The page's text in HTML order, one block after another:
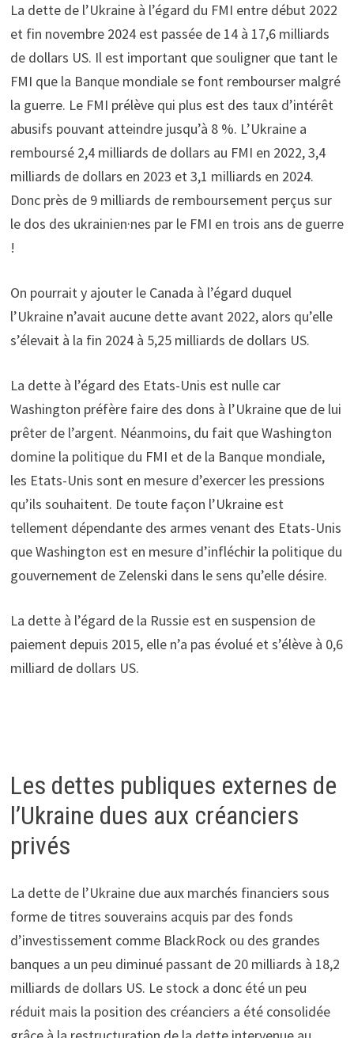
La dette de l’Ukraine à l’égard du FMI entre début 2022
et fin novembre 2024 est passée de 14 à 17,6 milliards
de dollars US. Il est important que souligner que tant le
FMI que la Banque mondiale se font rembourser malgré
la guerre. Le FMI prélève qui plus est des taux d’intérêt
abusifs pouvant atteindre jusqu’à 8 %. L’Ukraine a
remboursé 2,4 milliards de dollars au FMI en 2022, 3,4
milliards de dollars en 2023 et 3,1 milliards en 2024.
Donc près de 9 milliards de remboursement perçus sur
le dos des ukrainien·nes par le FMI en trois ans de guerre
!
On pourrait y ajouter le Canada à l’égard duquel
l’Ukraine n’avait aucune dette avant 2022, alors qu’elle
s’élevait à la fin 2024 à 5,25 milliards de dollars US.
La dette à l’égard des Etats-Unis est nulle car
Washington préfère faire des dons à l’Ukraine que de lui
prêter de l’argent. Néanmoins, du fait que Washington
domine la politique du FMI et de la Banque mondiale,
les Etats-Unis sont en mesure d’exercer les pressions
qu’ils souhaitent. De toute façon l’Ukraine est
tellement dépendante des armes venant des Etats-Unis
que Washington est en mesure d’infléchir la politique du
gouvernement de Zelenski dans le sens qu’elle désire.
La dette à l’égard de la Russie est en suspension de
paiement depuis 2015, elle n’a pas évolué et s’élève à 0,6
milliard de dollars US.
Les dettes publiques externes de
l’Ukraine dues aux créanciers
privés
La dette de l’Ukraine due aux marchés financiers sous
forme de titres souverains acquis par des fonds
d’investissement comme BlackRock ou des grandes
banques a un peu diminué passant de 20 milliards à 18,2
milliards de dollars US. Le stock a donc été un peu
réduit mais la position des créanciers a été consolidée